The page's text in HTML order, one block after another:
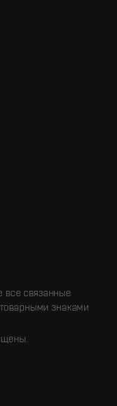
все связанные
знаками